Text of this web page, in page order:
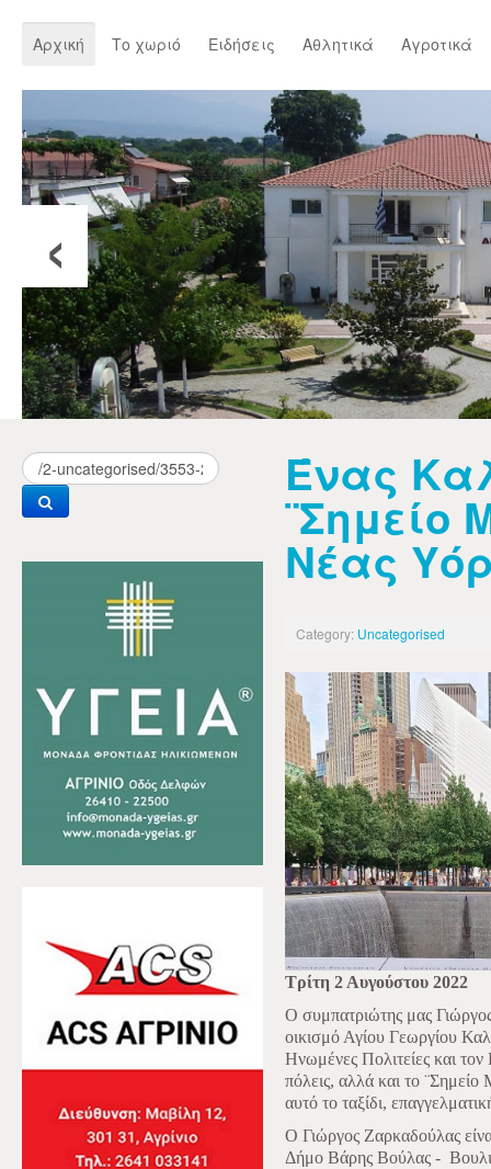
Αρχική Το χωριό Ειδήσεις Αθλητικά Αγροτικά
‹
Ένας
¨Σημείο
Νέας
Category: Uncategorised
Τρίτη 2 Αυγούστου 2022
Ο συμπατριώτης μας
οικισμό Αγίου Γεωργίου
Ηνωμένες Πολιτείες και
πόλεις, αλλά και το
αυτό το ταξίδι,
Ο Γιώργος Ζαρκαδούλας
Δήμο Βάρης Βούλας -